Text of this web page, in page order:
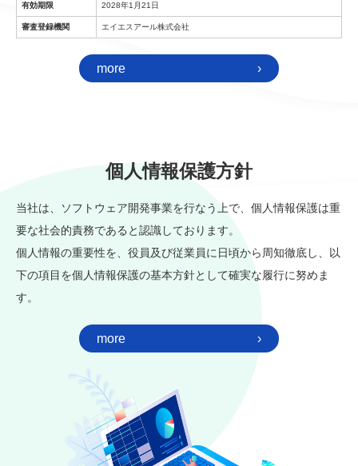
有効期限 2028年1月21日
審査登録機関 エイエスアール株式会社
more ›
個人情報保護方針
当社は、ソフトウェア開発事業を行なう上で、個人情報保護は重
要な社会的責務であると認識しております。
個人情報の重要性を、役員及び従業員に日頃から周知徹底し、以
下の項目を個人情報保護の基本方針として確実な履行に努めま
す。
more ›